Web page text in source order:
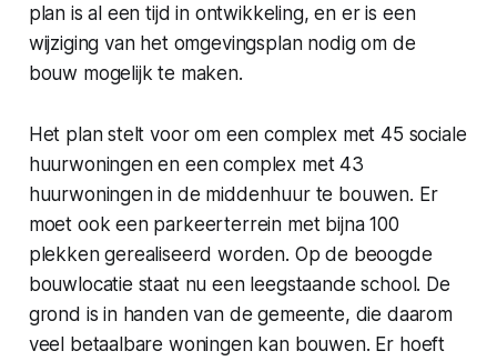
plan is al een tijd in ontwikkeling, en er is een
wijziging van het omgevingsplan nodig om de
bouw mogelijk te maken.
Het plan stelt voor om een complex met 45 sociale
huurwoningen en een complex met 43
huurwoningen in de middenhuur te bouwen. Er
moet ook een parkeerterrein met bijna 100
plekken gerealiseerd worden. Op de beoogde
bouwlocatie staat nu een leegstaande school. De
grond is in handen van de gemeente, die daarom
veel betaalbare woningen kan bouwen. Er hoeft